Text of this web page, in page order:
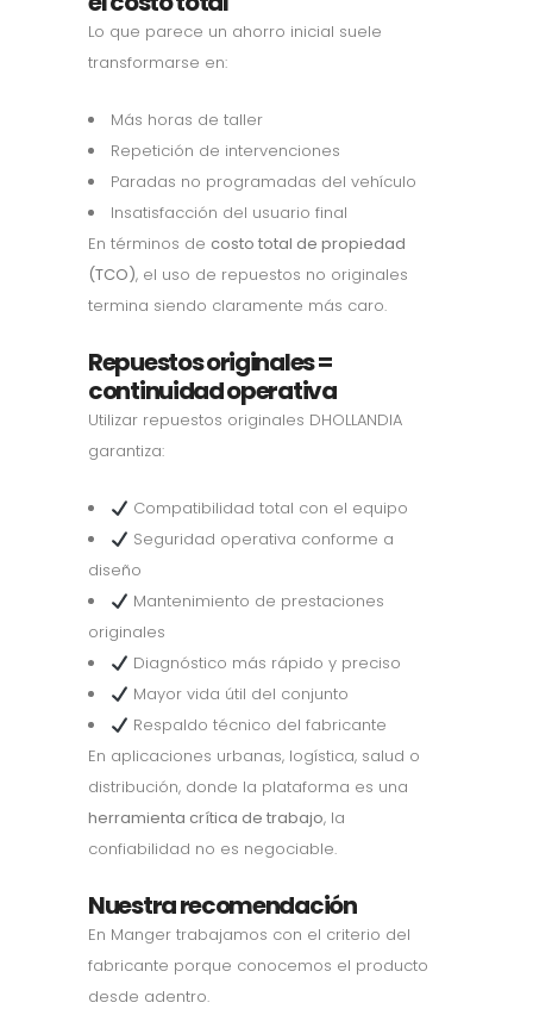
Lo que parece un ahorro inicial suele
transformarse en:
Más horas de taller
Repetición de intervenciones
Paradas no programadas del vehículo
Insatisfacción del usuario final
En términos de costo total de propiedad
(TCO), el uso de repuestos no originales
termina siendo claramente más caro.
Repuestos originales =
continuidad operativa
Utilizar repuestos originales DHOLLANDIA
garantiza:
Compatibilidad total con el equipo
Seguridad operativa conforme a
diseño
Mantenimiento de prestaciones
originales
Diagnóstico más rápido y preciso
Mayor vida útil del conjunto
Respaldo técnico del fabricante
En aplicaciones urbanas, logística, salud o
distribución, donde la plataforma es una
herramienta crítica de trabajo, la
confiabilidad no es negociable.
Nuestra recomendación
En Manger trabajamos con el criterio del
fabricante porque conocemos el producto
desde adentro.